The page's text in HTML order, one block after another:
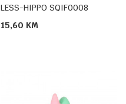
LESS-HIPPO SQIF0008
15,60 KM